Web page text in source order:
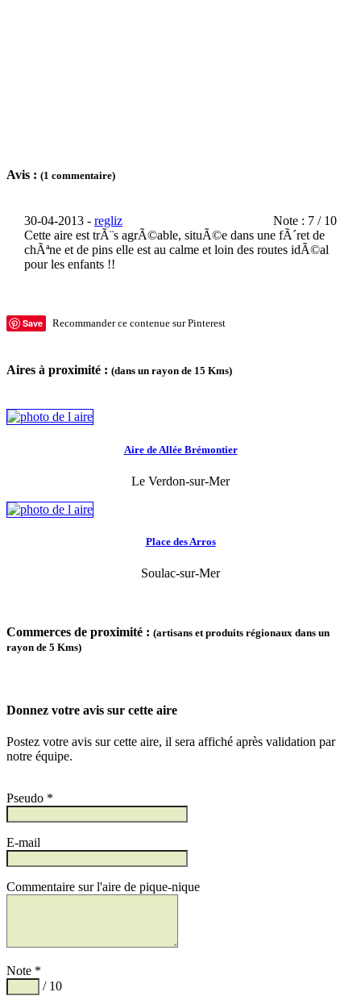
Avis : (1 commentaire)
30-04-2013 - regliz
Note : 7 / 10
Cette aire est trÃ¨s agrÃ©able, situÃ©e dans une fÃ´ret de
chÃªne et de pins elle est au calme et loin des routes idÃ©al
pour les enfants !!
Save Recommander ce contenue sur Pinterest
Aires à proximité : (dans un rayon de 15 Kms)
Aire de Allée Brémontier
Le Verdon-sur-Mer
Place des Arros
Soulac-sur-Mer
Commerces de proximité : (artisans et produits régionaux dans un
rayon de 5 Kms)
Donnez votre avis sur cette aire
Postez votre avis sur cette aire, il sera affiché après validation par
notre équipe.
Pseudo *
E-mail
Commentaire sur l'aire de pique-nique
Note *
/ 10